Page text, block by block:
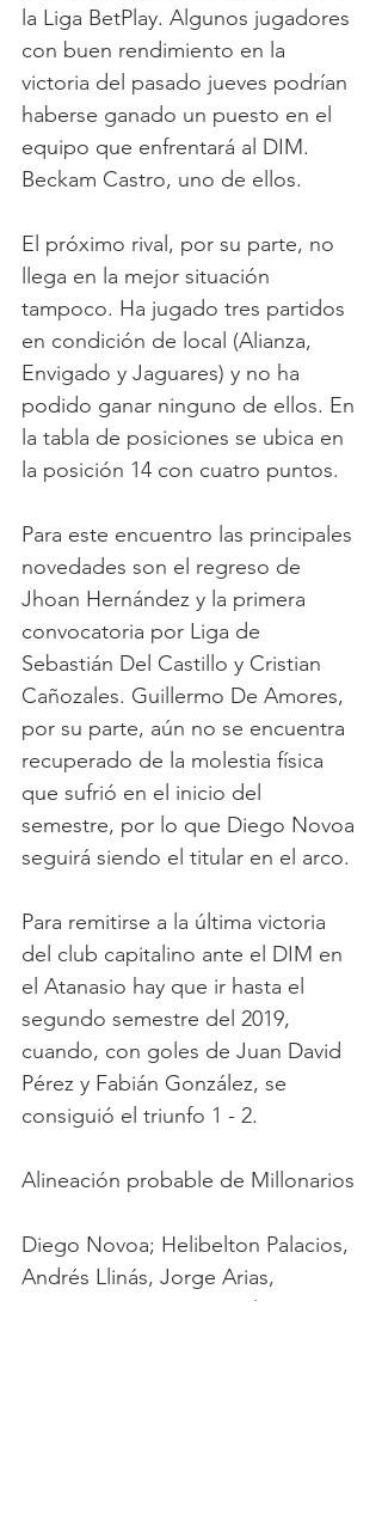
la Liga BetPlay. Algunos jugadores
con buen rendimiento en la
victoria del pasado jueves podrían
haberse ganado un puesto en el
equipo que enfrentará al DIM.
Beckam Castro, uno de ellos.
El próximo rival, por su parte, no
llega en la mejor situación
tampoco. Ha jugado tres partidos
en condición de local (Alianza,
Envigado y Jaguares) y no ha
podido ganar ninguno de ellos. En
la tabla de posiciones se ubica en
la posición 14 con cuatro puntos.
Para este encuentro las principales
novedades son el regreso de
Jhoan Hernández y la primera
convocatoria por Liga de
Sebastián Del Castillo y Cristian
Cañozales. Guillermo De Amores,
por su parte, aún no se encuentra
recuperado de la molestia física
que sufrió en el inicio del
semestre, por lo que Diego Novoa
seguirá siendo el titular en el arco.
Para remitirse a la última victoria
del club capitalino ante el DIM en
el Atanasio hay que ir hasta el
segundo semestre del 2019,
cuando, con goles de Juan David
Pérez y Fabián González, se
consiguió el triunfo 1 - 2.
Alineación probable de Millonarios
Diego Novoa; Helibelton Palacios,
Andrés Llinás, Jorge Arias,
Danovis Banguero; Nicolás